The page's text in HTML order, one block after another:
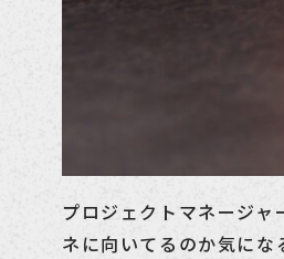
プロジェクトマネージ
ネに向いてるのか気に